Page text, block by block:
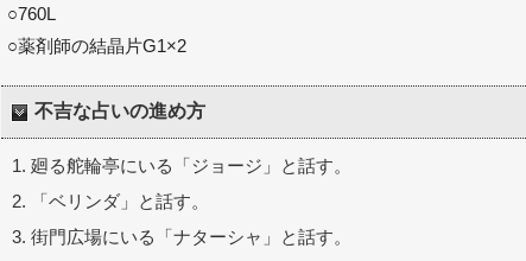
○760L
○薬剤師の結晶片G1×2
不吉な占いの進め方
廻る舵輪亭にいる「ジョージ」と話す。
「ベリンダ」と話す。
街門広場にいる「ナターシャ」と話す。